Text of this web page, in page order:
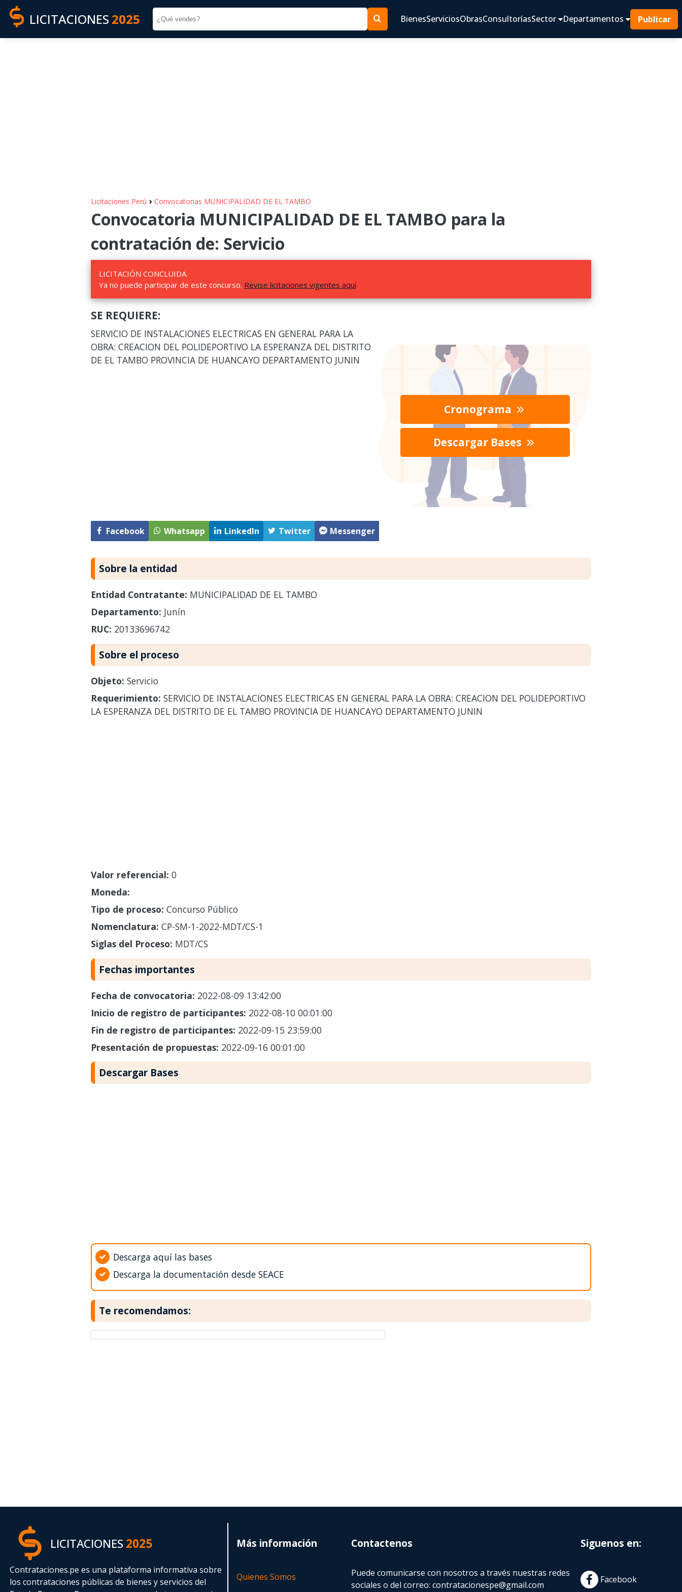
LICITACIONES 2025 BienesServiciosObrasConsultoríasSector Departamentos Publicar
Licitaciones Perú › Convocatorias MUNICIPALIDAD DE EL TAMBO
Convocatoria MUNICIPALIDAD DE EL TAMBO para la
contratación de: Servicio
LICITACIÓN CONCLUIDA.
Ya no puede participar de este concurso. Revise licitaciones vigentes aquí
SE REQUIERE:
SERVICIO DE INSTALACIONES ELECTRICAS EN GENERAL PARA LA
OBRA: CREACION DEL POLIDEPORTIVO LA ESPERANZA DEL DISTRITO
DE EL TAMBO PROVINCIA DE HUANCAYO DEPARTAMENTO JUNIN
Facebook Whatsapp LinkedIn Twitter Messenger
Cronograma
Descargar Bases
Sobre la entidad
Entidad Contratante: MUNICIPALIDAD DE EL TAMBO
Departamento: Junín
RUC: 20133696742
Sobre el proceso
Objeto: Servicio
Requerimiento: SERVICIO DE INSTALACIONES ELECTRICAS EN GENERAL PARA LA OBRA: CREACION DEL POLIDEPORTIVO
LA ESPERANZA DEL DISTRITO DE EL TAMBO PROVINCIA DE HUANCAYO DEPARTAMENTO JUNIN
Valor referencial: 0
Moneda:
Tipo de proceso: Concurso Público
Nomenclatura: CP-SM-1-2022-MDT/CS-1
Siglas del Proceso: MDT/CS
Fechas importantes
Fecha de convocatoria: 2022-08-09 13:42:00
Inicio de registro de participantes: 2022-08-10 00:01:00
Fin de registro de participantes: 2022-09-15 23:59:00
Presentación de propuestas: 2022-09-16 00:01:00
Descargar Bases
Descarga aquí las bases
Descarga la documentación desde SEACE
Te recomendamos:
LICITACIONES2025
Contrataciones.pe es una plataforma informativa sobre
los contrataciones públicas de bienes y servicios del
Más información
Quienes Somos
Contactenos
Puede comunicarse con nosotros a través nuestras redes
sociales o del correo:contratacionespe@gmail.com
Siguenos en:
Facebook